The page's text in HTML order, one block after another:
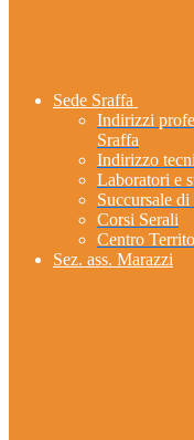
Sede Sraffa
Indirizzi
Sraffa
Indirizzo
Laboratori e
Succursale
Corsi Serali
Centro
Sez. ass. Marazzi